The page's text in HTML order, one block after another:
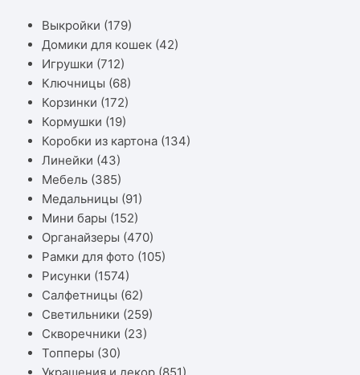
Выкройки (179)
Домики для кошек (42)
Игрушки (712)
Ключницы (68)
Корзинки (172)
Кормушки (19)
Коробки из картона (134)
Линейки (43)
Мебель (385)
Медальницы (91)
Мини бары (152)
Органайзеры (470)
Рамки для фото (105)
Рисунки (1574)
Салфетницы (62)
Светильники (259)
Скворечники (23)
Топперы (30)